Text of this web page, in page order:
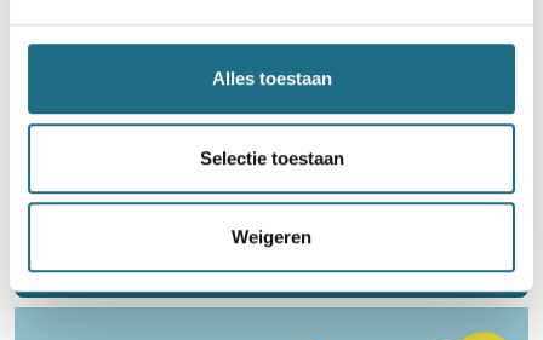
Alles toestaan
Selectie toestaan
Weigeren
Word lid en maak kans op een